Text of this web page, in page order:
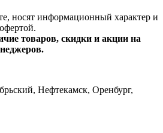
носят информационный характер и
товаров, скидки и акции на
Нефтекамск, Оренбург,